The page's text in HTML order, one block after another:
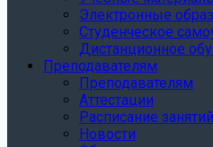
Электронные
Студенческое
Дистанционное
Преподавателям
Преподавателям
Аттестации
Расписание занятий
Новости